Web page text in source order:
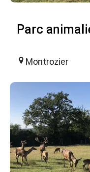
Parc
Montrozier